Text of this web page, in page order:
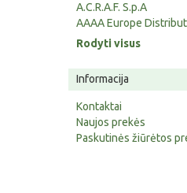
A.C.R.A.F. S.p.A
AAAA Europe
Rodyti visus
Informacija
Kontaktai
Naujos prekės
Paskutinės žiūrėtos